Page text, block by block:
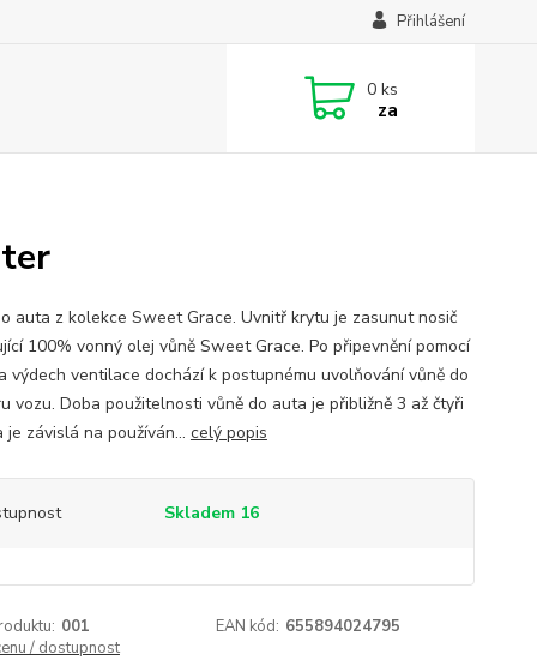
Přihlášení
0 ks
za
auta z kolekce Sweet Grace. Uvnitř krytu je zasunut nosič
100% vonný olej vůně Sweet Grace. Po připevnění pomocí
výdech ventilace dochází k postupnému uvolňování vůně do
vozu. Doba použitelnosti vůně do auta je přibližně 3 až čtyři
je závislá na používán... celý popis
Skladem 16
001 EAN kód: 655894024795
/ dostupnost